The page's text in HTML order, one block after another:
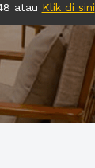
atau Klik di sini